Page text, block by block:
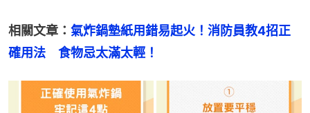
相關文章： 氣炸鍋墊紙用錯易起火！消防員教4招正
確用法　食物忌太滿太輕！